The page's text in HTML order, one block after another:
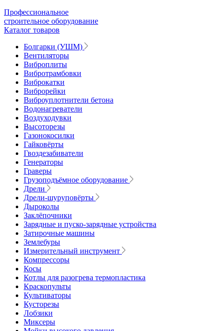
Профессиональное
строительное оборудование
Каталог товаров
Болгарки (УШМ)
Вентиляторы
Виброплиты
Вибротрамбовки
Виброкатки
Виброрейки
Виброуплотнители бетона
Водонагреватели
Воздуходувки
Высоторезы
Газонокосилки
Гайковёрты
Гвоздезабиватели
Генераторы
Граверы
Грузоподъёмное оборудование
Дрели
Дрели-шуруповёрты
Дыроколы
Заклёпочники
Зарядные и пуско-зарядные устройства
Затирочные машины
Землебуры
Измерительный инструмент
Компрессоры
Косы
Котлы для разогрева термопластика
Краскопульты
Культиваторы
Кусторезы
Лобзики
Миксеры